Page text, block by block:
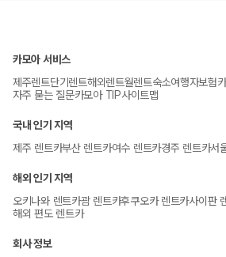
카모아 서비스
제주렌트단기렌트해외렌트월렌트숙소여행자보험
자주 묻는 질문카모아 TIP사이트맵
국내 인기 지역
제주 렌트카부산 렌트카여수 렌트카경주 렌트카서
해외 인기 지역
오키나와 렌트카괌 렌트카후쿠오카 렌트카사이판
해외 편도 렌트카
회사 정보